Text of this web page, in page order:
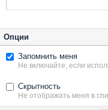
Опции
Запомнить меня
Не включайте, если
Скрытность
Не отображать меня в